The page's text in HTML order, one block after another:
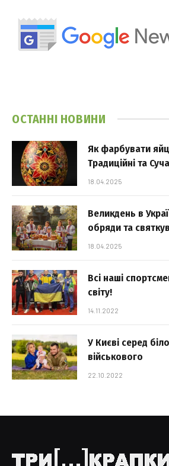
ОСТАННІ НОВИНИ
Як фарбувати
Традиційні та
18.04.2025
Великдень в
обряди та
18.04.2025
Всі наші
світу!
14.11.2022
У Києві серед
військового
22.10.2022